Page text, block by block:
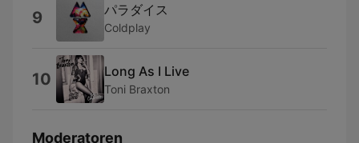
9 パラダイス
Coldplay
10 Long As I Live
Toni Braxton
Moderatoren